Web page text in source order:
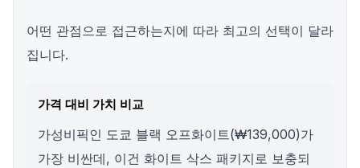
어떤 관점으로 접근하는지에 따라 최고의 선택이 달라
집니다.
가격 대비 가치 비교
가성비픽인 도쿄 블랙 오프화이트(₩139,000)가
가장 비싼데, 이건 화이트 삭스 패키지로 보충되